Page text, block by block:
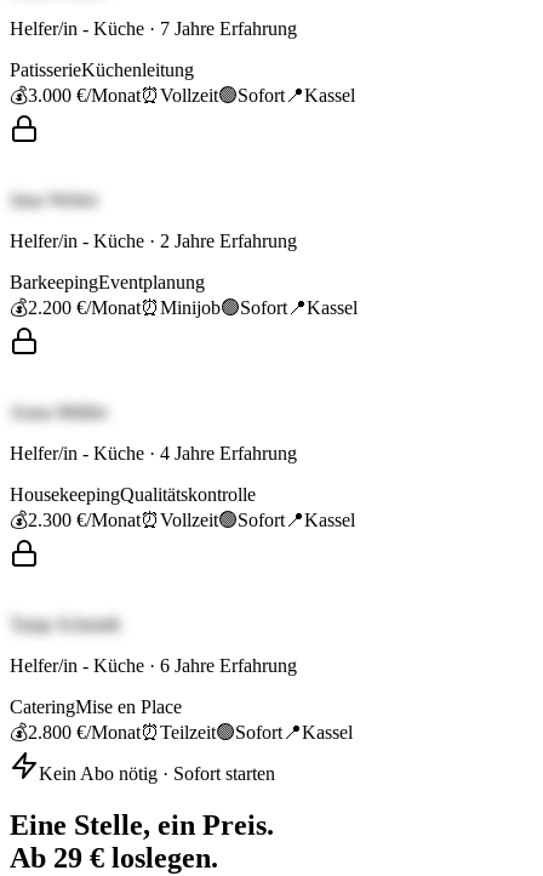
Helfer/in - Küche · 7 Jahre Erfahrung
PatisserieKüchenleitung
💰3.000 €/Monat⏰Vollzeit🟢Sofort 📍Kassel
Jana Weber
Helfer/in - Küche · 2 Jahre Erfahrung
BarkeepingEventplanung
💰2.200 €/Monat⏰Minijob🟢Sofort 📍Kassel
Anna Müller
Helfer/in - Küche · 4 Jahre Erfahrung
HousekeepingQualitätskontrolle
💰2.300 €/Monat⏰Vollzeit🟢Sofort 📍Kassel
Tanja Schmidt
Helfer/in - Küche · 6 Jahre Erfahrung
CateringMise en Place
💰2.800 €/Monat⏰Teilzeit🟢Sofort 📍Kassel
Kein Abo nötig · Sofort starten
Eine Stelle, ein Preis.
Ab 29 € loslegen.